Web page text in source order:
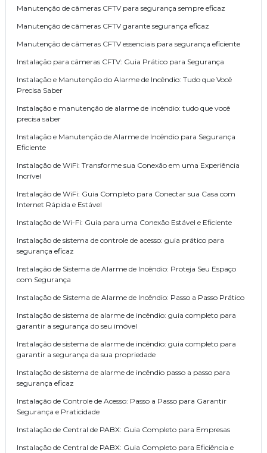
Manutenção de câmeras CFTV para segurança sempre eficaz
Manutenção de câmeras CFTV garante segurança eficaz
Manutenção de câmeras CFTV essenciais para segurança eficiente
Instalação para câmeras CFTV: Guia Prático para Segurança
Instalação e Manutenção do Alarme de Incêndio: Tudo que Você
Precisa Saber
Instalação e manutenção de alarme de incêndio: tudo que você
precisa saber
Instalação e Manutenção de Alarme de Incêndio para Segurança
Eficiente
Instalação de WiFi: Transforme sua Conexão em uma Experiência
Incrível
Instalação de WiFi: Guia Completo para Conectar sua Casa com
Internet Rápida e Estável
Instalação de Wi-Fi: Guia para uma Conexão Estável e Eficiente
Instalação de sistema de controle de acesso: guia prático para
segurança eficaz
Instalação de Sistema de Alarme de Incêndio: Proteja Seu Espaço
com Segurança
Instalação de Sistema de Alarme de Incêndio: Passo a Passo Prático
Instalação de sistema de alarme de incêndio: guia completo para
garantir a segurança do seu imóvel
Instalação de sistema de alarme de incêndio: guia completo para
garantir a segurança da sua propriedade
Instalação de sistema de alarme de incêndio passo a passo para
segurança eficaz
Instalação de Controle de Acesso: Passo a Passo para Garantir
Segurança e Praticidade
Instalação de Central de PABX: Guia Completo para Empresas
Instalação de Central de PABX: Guia Completo para Eficiência e